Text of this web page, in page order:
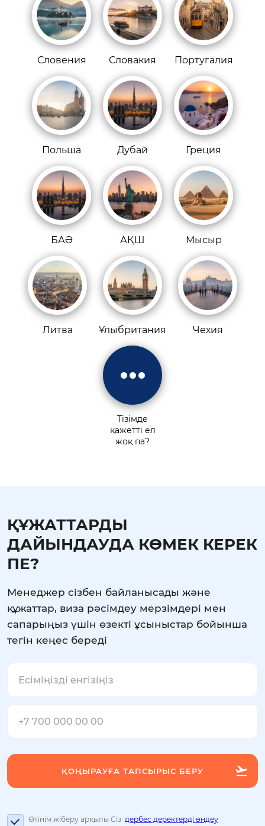
Словения Словакия Португалия
Польша Дубай Греция
БАӘ АҚШ Мысыр
Литва Ұлыбритания Чехия
Тізімде
қажетті ел
жоқ па?
ҚҰЖАТТАРДЫ
ДАЙЫНДАУДА КӨМЕК КЕРЕК
ПЕ?
Менеджер сізбен байланысады және
құжаттар, виза рәсімдеу мерзімдері мен
сапарыңыз үшін өзекті ұсыныстар бойынша
тегін кеңес береді
Өтінім жіберу арқылы Сіз дербес деректерді өңдеу